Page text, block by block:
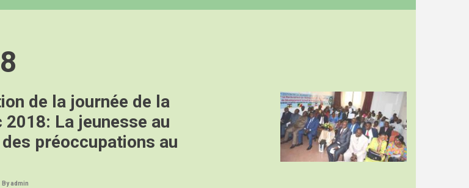
de la journée de la
2018: La jeunesse au
préoccupations au
Byadmin